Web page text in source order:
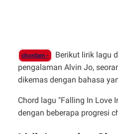
chordam -
Berikut lirik lagu
pengalaman Alvin Jo,
dikemas dengan bahasa
Chord lagu "Falling In Love
dengan beberapa progresi